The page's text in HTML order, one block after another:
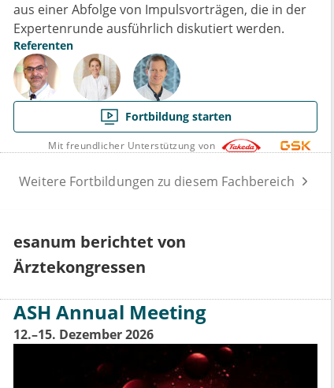
aus einer Abfolge von Impulsvorträgen, die in der
Expertenrunde ausführlich diskutiert werden.
Referenten
Fortbildung starten
Mit freundlicher Unterstützung von
Weitere Fortbildungen zu diesem Fachbereich
esanum berichtet von
Ärztekongressen
ASH Annual Meeting
12.–15. Dezember 2026